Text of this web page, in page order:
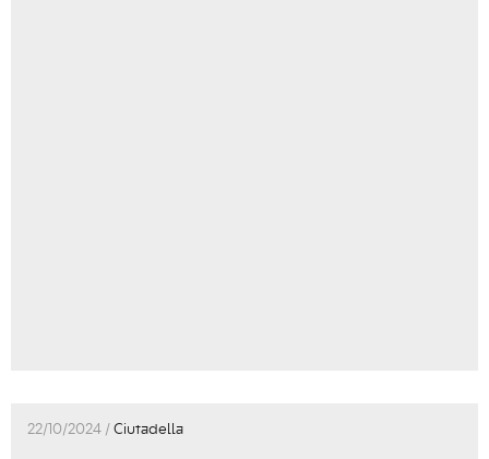
22/10/2024 / Ciutadella